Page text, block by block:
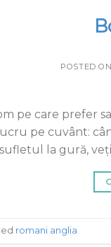
POSTED ON
pe care prefer
pe cuvânt:
la gură,
romani anglia